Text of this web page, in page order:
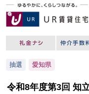
抽選 愛知県
令和8年度第3回 知